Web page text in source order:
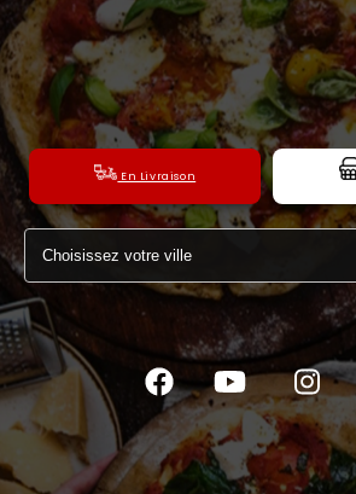
ACCUEIL
LA CARTE
VOTRE COMPTE
NOTRE RESTAURANT
VOS AVIS
MENTIONS LÉGALES
C.G.V
En Livraison